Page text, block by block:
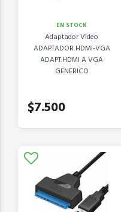
EN STOCK
Adaptador Video
ADAPTADOR HDMI-VGA
ADAPT.HDMI A VGA
GENERICO
$7.500